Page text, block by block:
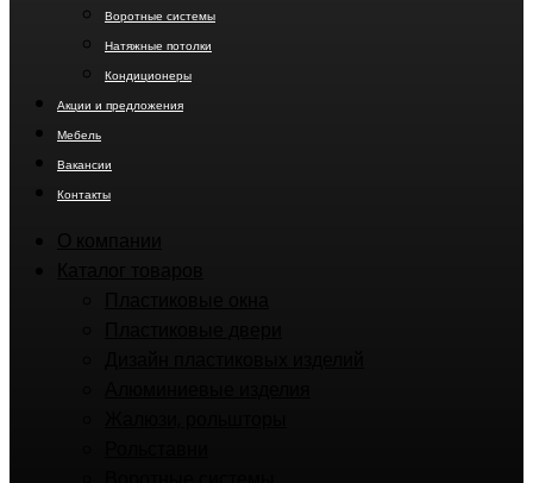
Воротные системы
Натяжные потолки
Кондиционеры
Акции и предложения
Мебель
Вакансии
Контакты